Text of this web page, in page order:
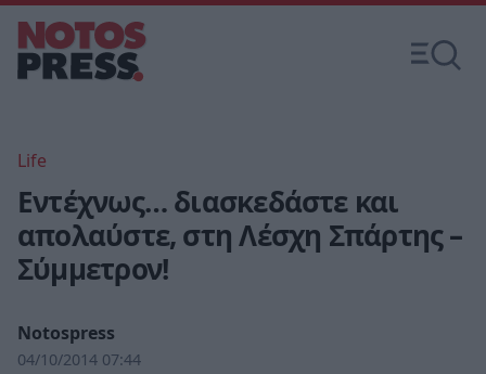
Life
Εντέχνως… διασκεδάστε και
απολαύστε, στη Λέσχη Σπάρτης –
Σύμμετρον!
Notospress
04/10/2014 07:44